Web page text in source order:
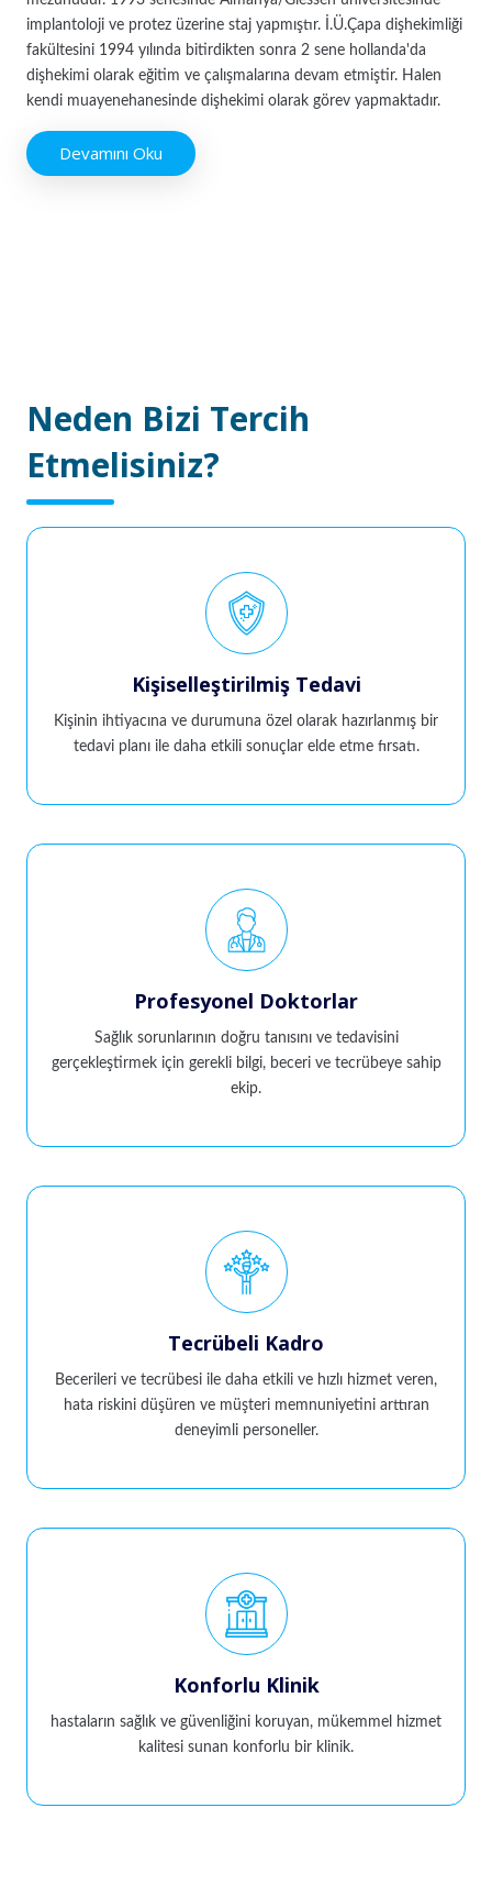
implantoloji ve protez üzerine staj yapmıştır. İ.Ü.Çapa dişhekimliği
fakültesini 1994 yılında bitirdikten sonra 2 sene hollanda'da
dişhekimi olarak eğitim ve çalışmalarına devam etmiştir. Halen
kendi muayenehanesinde dişhekimi olarak görev yapmaktadır.
Devamını Oku
Neden Bizi Tercih
Etmelisiniz?
Kişiselleştirilmiş Tedavi
Kişinin ihtiyacına ve durumuna özel olarak hazırlanmış bir
tedavi planı ile daha etkili sonuçlar elde etme fırsatı.
Profesyonel Doktorlar
Sağlık sorunlarının doğru tanısını ve tedavisini
gerçekleştirmek için gerekli bilgi, beceri ve tecrübeye sahip
ekip.
Tecrübeli Kadro
Becerileri ve tecrübesi ile daha etkili ve hızlı hizmet veren,
hata riskini düşüren ve müşteri memnuniyetini arttıran
deneyimli personeller.
Konforlu Klinik
hastaların sağlık ve güvenliğini koruyan, mükemmel hizmet
kalitesi sunan konforlu bir klinik.